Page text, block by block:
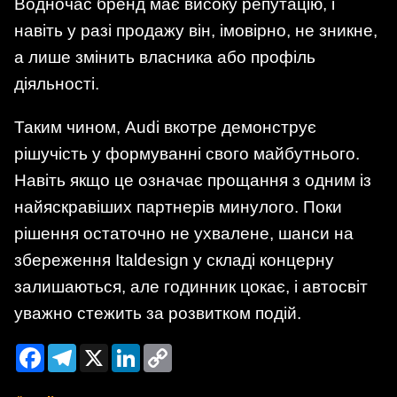
Водночас бренд має високу репутацію, і
навіть у разі продажу він, імовірно, не зникне,
а лише змінить власника або профіль
діяльності.
Таким чином, Audi вкотре демонструє
рішучість у формуванні свого майбутнього.
Навіть якщо це означає прощання з одним із
найяскравіших партнерів минулого. Поки
рішення остаточно не ухвалене, шанси на
збереження Italdesign у складі концерну
залишаються, але годинник цокає, і автосвіт
уважно стежить за розвитком подій.
FacebookTelegram
X LinkedIn